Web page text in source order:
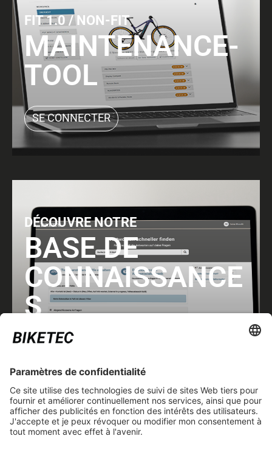
FIT 1.0 / NON-FIT
MAINTENANCE-
TOOL
SE CONNECTER
DÉCOUVRE NOTRE
BASE DE
CONNAISSANCE
S